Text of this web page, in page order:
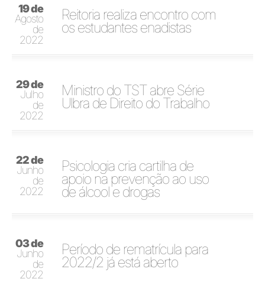
19 de
Agosto
de
2022
Reitoria realiza encontro com
os estudantes enadistas
29 de
Julho
de
2022
Ministro do TST abre Série
Ulbra de Direito do Trabalho
22 de
Junho
de
2022
Psicologia cria cartilha de
apoio na prevenção ao uso
de álcool e drogas
03 de
Junho
de
2022
Período de rematrícula para
2022/2 já está aberto